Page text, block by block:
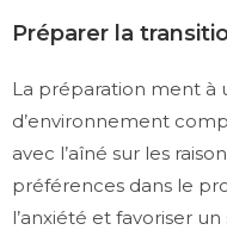
Préparer la
La préparation ment à
d’environnement
avec l’aîné sur les
préférences dans le
l’anxiété et favoriser